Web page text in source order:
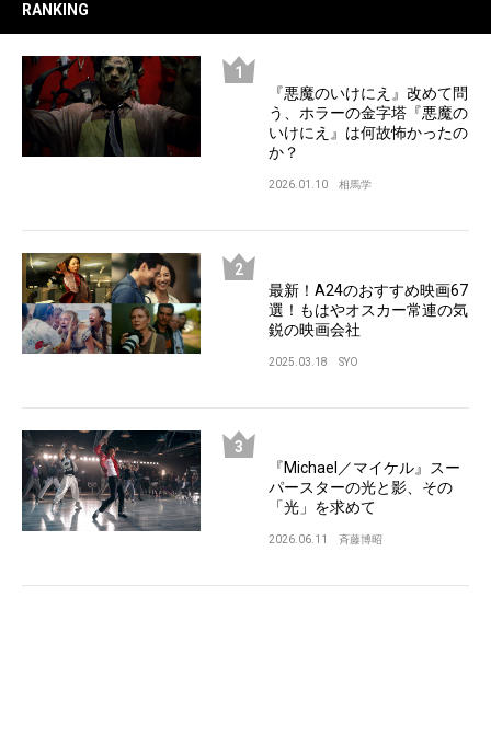
RANKING
『悪魔のいけにえ』改めて問
う、ホラーの金字塔『悪魔の
いけにえ』は何故怖かったの
か？
2026.01.10 相馬学
最新！A24のおすすめ映画67
選！もはやオスカー常連の気
鋭の映画会社
2025.03.18 SYO
『Michael／マイケル』スー
パースターの光と影、その
「光」を求めて
2026.06.11 斉藤博昭